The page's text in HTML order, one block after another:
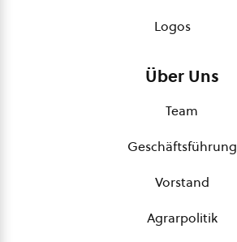
Logos
Über Uns
Team
Geschäftsführung
Vorstand
Agrarpolitik